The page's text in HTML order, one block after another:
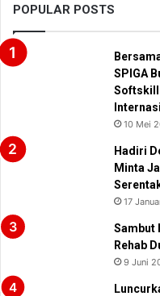
POPULAR POSTS
SPIGA
Softskill
10 Mei
Hadiri
Minta
17
Sambut
Rehab
9 Juni